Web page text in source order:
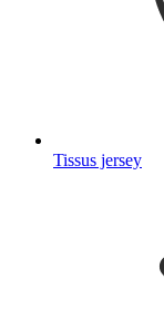
Tissus jersey